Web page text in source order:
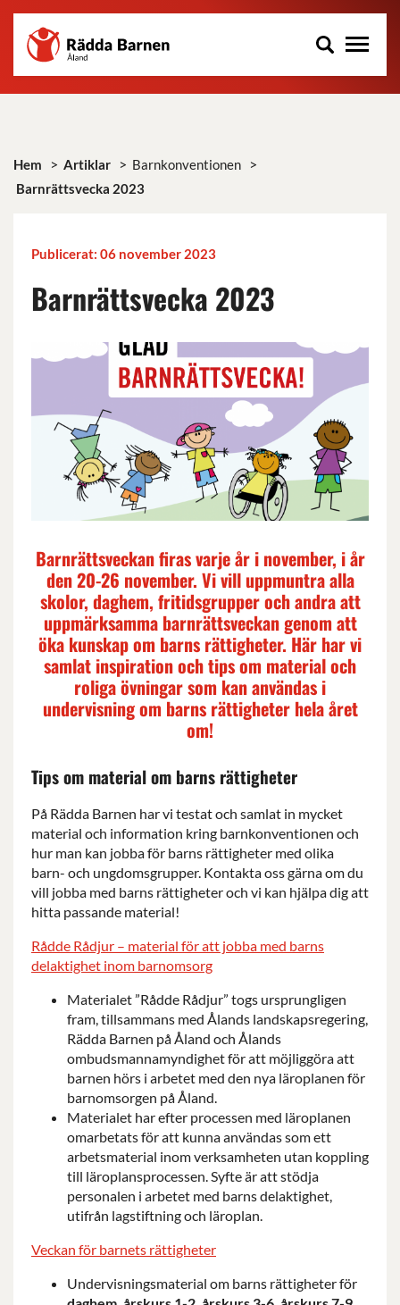
Hoppa
till
huvudinnehåll
Rädda
Barnen
på
Åland
Hem > Artiklar > Barnkonventionen >
Barnrättsvecka 2023
Publicerat: 06 november 2023
Barnrättsvecka 2023
Barnrättsveckan firas varje år i november, i år
den 20-26 november. Vi vill uppmuntra alla
skolor, daghem, fritidsgrupper och andra att
uppmärksamma barnrättsveckan genom att
öka kunskap om barns rättigheter. Här har vi
samlat inspiration och tips om material och
roliga övningar som kan användas i
undervisning om barns rättigheter hela året
om!
Tips om material om barns rättigheter
På Rädda Barnen har vi testat och samlat in mycket
material och information kring barnkonventionen och
hur man kan jobba för barns rättigheter med olika
barn- och ungdomsgrupper. Kontakta oss gärna om du
vill jobba med barns rättigheter och vi kan hjälpa dig att
hitta passande material!
Rådde Rådjur – material för att jobba med barns
delaktighet inom barnomsorg
Materialet ”Rådde Rådjur” togs ursprungligen
fram, tillsammans med Ålands landskapsregering,
Rädda Barnen på Åland och Ålands
ombudsmannamyndighet för att möjliggöra att
barnen hörs i arbetet med den nya läroplanen för
barnomsorgen på Åland.
Materialet har efter processen med läroplanen
omarbetats för att kunna användas som ett
arbetsmaterial inom verksamheten utan koppling
till läroplansprocessen. Syfte är att stödja
personalen i arbetet med barns delaktighet,
utifrån lagstiftning och läroplan.
Veckan för barnets rättigheter
Undervisningsmaterial om barns rättigheter för